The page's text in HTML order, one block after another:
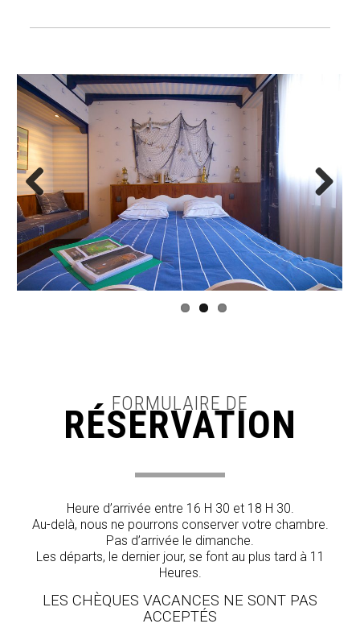
Previous Next
FORMULAIRE DE
RÉSERVATION
Heure d’arrivée entre 16 H 30 et 18 H 30.
Au-delà, nous ne pourrons conserver votre chambre.
Pas d’arrivée le dimanche.
Les départs, le dernier jour, se font au plus tard à 11
Heures.
LES CHÈQUES VACANCES NE SONT PAS
ACCEPTÉS